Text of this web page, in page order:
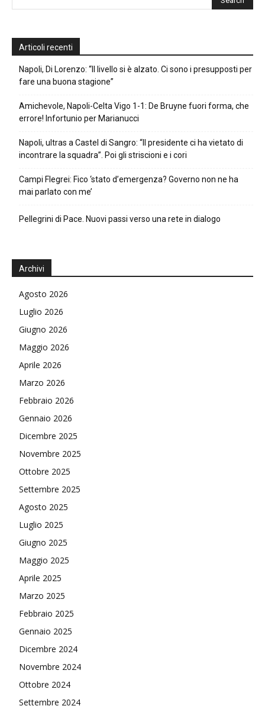
Articoli recenti
Napoli, Di Lorenzo: “Il livello si è alzato. Ci sono i presupposti per
fare una buona stagione”
Amichevole, Napoli-Celta Vigo 1-1: De Bruyne fuori forma, che
errore! Infortunio per Marianucci
Napoli, ultras a Castel di Sangro: “Il presidente ci ha vietato di
incontrare la squadra”. Poi gli striscioni e i cori
Campi Flegrei: Fico ‘stato d’emergenza? Governo non ne ha
mai parlato con me’
Pellegrini di Pace. Nuovi passi verso una rete in dialogo
Archivi
Agosto 2026
Luglio 2026
Giugno 2026
Maggio 2026
Aprile 2026
Marzo 2026
Febbraio 2026
Gennaio 2026
Dicembre 2025
Novembre 2025
Ottobre 2025
Settembre 2025
Agosto 2025
Luglio 2025
Giugno 2025
Maggio 2025
Aprile 2025
Marzo 2025
Febbraio 2025
Gennaio 2025
Dicembre 2024
Novembre 2024
Ottobre 2024
Settembre 2024